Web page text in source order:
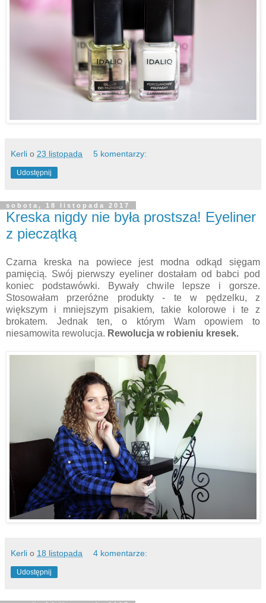
Kerli o 23 listopada 5 komentarzy:
Udostępnij
sobota, 18 listopada 2017
Kreska nigdy nie była prostsza! Eyeliner
z pieczątką
Czarna kreska na powiece jest modna odkąd sięgam
pamięcią. Swój pierwszy eyeliner dostałam od babci pod
koniec podstawówki. Bywały chwile lepsze i gorsze.
Stosowałam przeróżne produkty - te w pędzelku, z
większym i mniejszym pisakiem, takie kolorowe i te z
brokatem. Jednak ten, o którym Wam opowiem to
niesamowita rewolucja. Rewolucja w robieniu kresek.
Kerli o 18 listopada 4 komentarze:
Udostępnij